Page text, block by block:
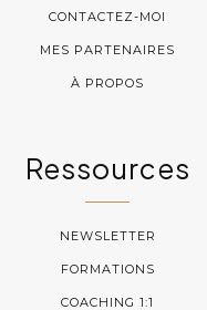
CONTACTEZ-MOI
MES PARTENAIRES
À PROPOS
Ressources
NEWSLETTER
FORMATIONS
COACHING 1:1